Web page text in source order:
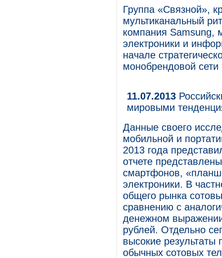
Группа «Связной»,
мультиканальный
компания Samsung,
электроники и
начале
монобрендовой
11.07.2013
мировыми
Данные своего
мобильной и
2013 года
отчете
смартфонов,
электроники. В
общего рынка
сравнению с
денежном
рублей. Отдельно
высокие результаты
обычных сотовых